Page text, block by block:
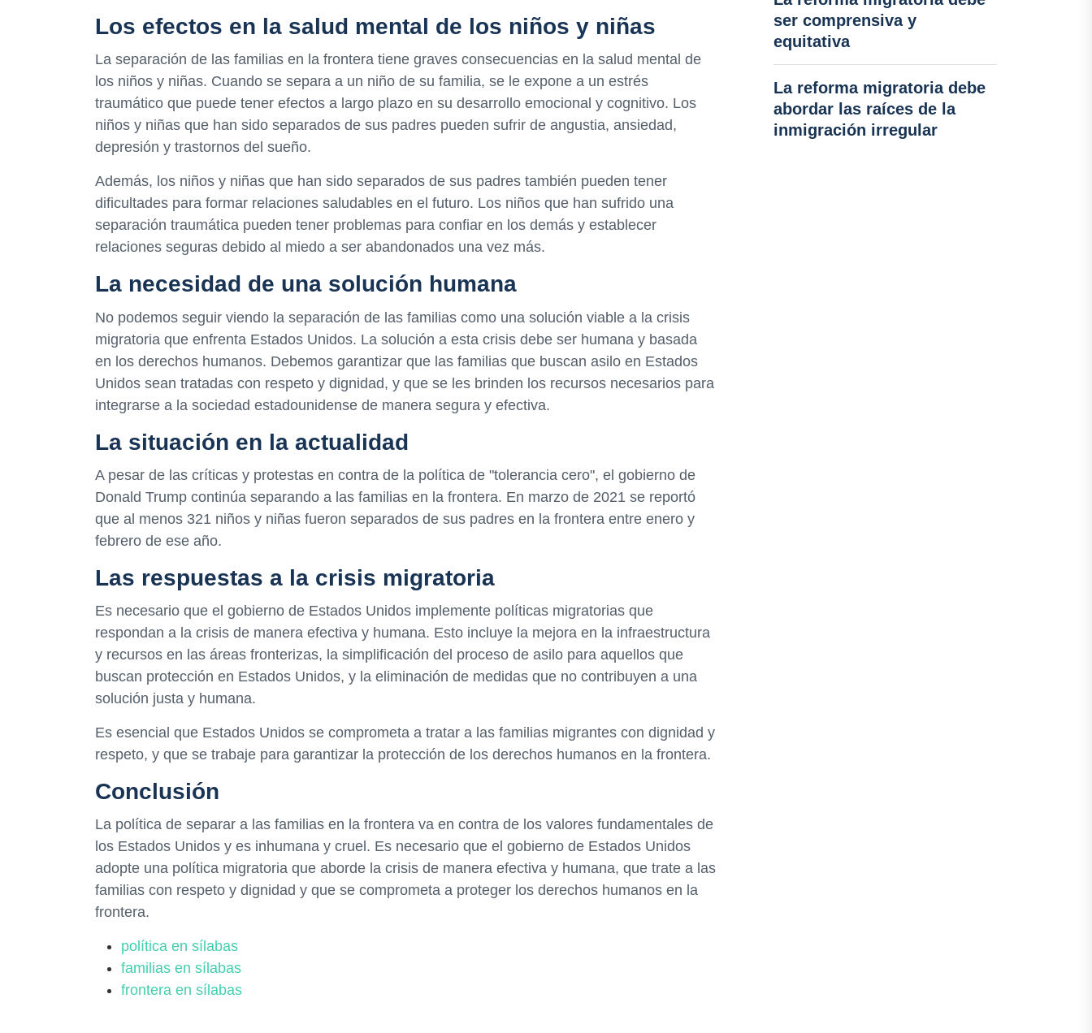
Los efectos en la salud mental de los niños y niñas
La separación de las familias en la frontera tiene graves consecuencias en la salud mental de
los niños y niñas. Cuando se separa a un niño de su familia, se le expone a un estrés
traumático que puede tener efectos a largo plazo en su desarrollo emocional y cognitivo. Los
niños y niñas que han sido separados de sus padres pueden sufrir de angustia, ansiedad,
depresión y trastornos del sueño.
Además, los niños y niñas que han sido separados de sus padres también pueden tener
dificultades para formar relaciones saludables en el futuro. Los niños que han sufrido una
separación traumática pueden tener problemas para confiar en los demás y establecer
relaciones seguras debido al miedo a ser abandonados una vez más.
La necesidad de una solución humana
No podemos seguir viendo la separación de las familias como una solución viable a la crisis
migratoria que enfrenta Estados Unidos. La solución a esta crisis debe ser humana y basada
en los derechos humanos. Debemos garantizar que las familias que buscan asilo en Estados
Unidos sean tratadas con respeto y dignidad, y que se les brinden los recursos necesarios para
integrarse a la sociedad estadounidense de manera segura y efectiva.
La situación en la actualidad
A pesar de las críticas y protestas en contra de la política de "tolerancia cero", el gobierno de
Donald Trump continúa separando a las familias en la frontera. En marzo de 2021 se reportó
que al menos 321 niños y niñas fueron separados de sus padres en la frontera entre enero y
febrero de ese año.
Las respuestas a la crisis migratoria
Es necesario que el gobierno de Estados Unidos implemente políticas migratorias que
respondan a la crisis de manera efectiva y humana. Esto incluye la mejora en la infraestructura
y recursos en las áreas fronterizas, la simplificación del proceso de asilo para aquellos que
buscan protección en Estados Unidos, y la eliminación de medidas que no contribuyen a una
solución justa y humana.
Es esencial que Estados Unidos se comprometa a tratar a las familias migrantes con dignidad y
respeto, y que se trabaje para garantizar la protección de los derechos humanos en la frontera.
Conclusión
La política de separar a las familias en la frontera va en contra de los valores fundamentales de
los Estados Unidos y es inhumana y cruel. Es necesario que el gobierno de Estados Unidos
adopte una política migratoria que aborde la crisis de manera efectiva y humana, que trate a las
familias con respeto y dignidad y que se comprometa a proteger los derechos humanos en la
frontera.
política en sílabas
familias en sílabas
frontera en sílabas
ser comprensiva y
equitativa
La reforma migratoria debe
abordar las raíces de la
inmigración irregular